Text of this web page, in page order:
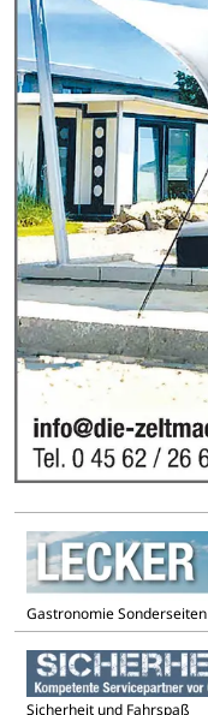
Gastronomie Sonderseiten
Sicherheit und Fahrspaß